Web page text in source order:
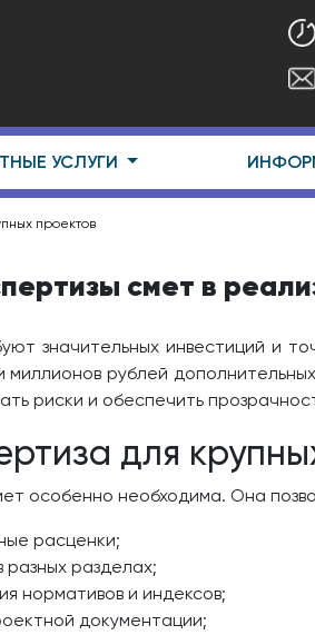
УСЛУГИ
проектов
смет в
значительных инвестиций и
миллионов рублей
риски и обеспечить
для
особенно необходима. Она
расценки;
разделах;
нормативов и индексов;
документации;